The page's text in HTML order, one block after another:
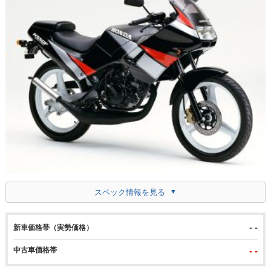
スペック情報を見る
新車価格帯（実勢価格） - -
中古車価格帯 - -